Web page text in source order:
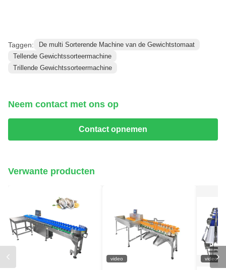
Taggen:
De multi Sorterende Machine van de Gewichtstomaat
Tellende Gewichtssorteermachine
Trillende Gewichtssorteermachine
Neem contact met ons op
Contact opnemen
Verwante producten
video video